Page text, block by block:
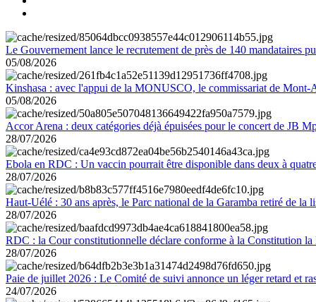
Le Gouvernement lance le recrutement de près de 140 mandataires
05/08/2026
Kinshasa : avec l'appui de la MONUSCO, le commissariat de Mont-
05/08/2026
Accor Arena : deux catégories déjà épuisées pour le concert de JB
28/07/2026
Ebola en RDC : Un vaccin pourrait être disponible dans deux à
28/07/2026
Haut-Uélé : 30 ans après, le Parc national de la Garamba retiré de la
28/07/2026
RDC : la Cour constitutionnelle déclare conforme à la Constitution la
28/07/2026
Paie de juillet 2026 : Le Comité de suivi annonce un léger retard et
24/07/2026